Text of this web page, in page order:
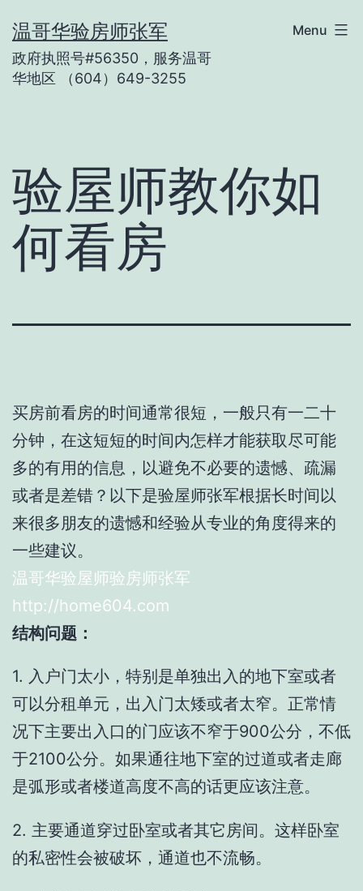
to
content
温哥华验房师张军
政府执照号#56350，服务温哥
华地区 （604）649-3255
Menu
验屋师教你如
何看房
买房前看房的时间通常很短，一般只有一二十
分钟，在这短短的时间内怎样才能获取尽可能
多的有用的信息，以避免不必要的遗憾、疏漏
或者是差错？以下是验屋师张军根据长时间以
来很多朋友的遗憾和经验从专业的角度得来的
一些建议。
温哥华验屋师验房师张军
http://home604.com
结构问题：
1. 入户门太小，特别是单独出入的地下室或者
可以分租单元，出入门太矮或者太窄。正常情
况下主要出入口的门应该不窄于900公分，不低
于2100公分。如果通往地下室的过道或者走廊
是弧形或者楼道高度不高的话更应该注意。
2. 主要通道穿过卧室或者其它房间。这样卧室
的私密性会被破坏，通道也不流畅。